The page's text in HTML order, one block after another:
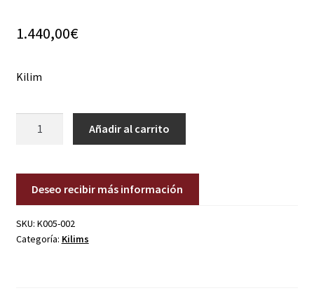
1.440,00€
Kilim
Añadir al carrito
Deseo recibir más información
SKU: K005-002
Categoría: Kilims